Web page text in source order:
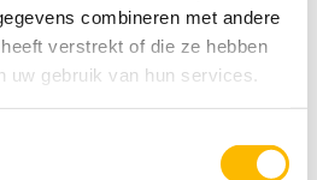
combineren met andere
verstrekt of die ze hebben
uw gebruik van hun services.
bowlingbanen.
darten en/of poolen
drinken: door onze
kunnen wij het totale